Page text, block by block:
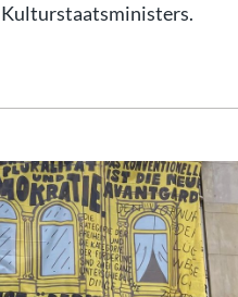
Kulturstaatsministers.